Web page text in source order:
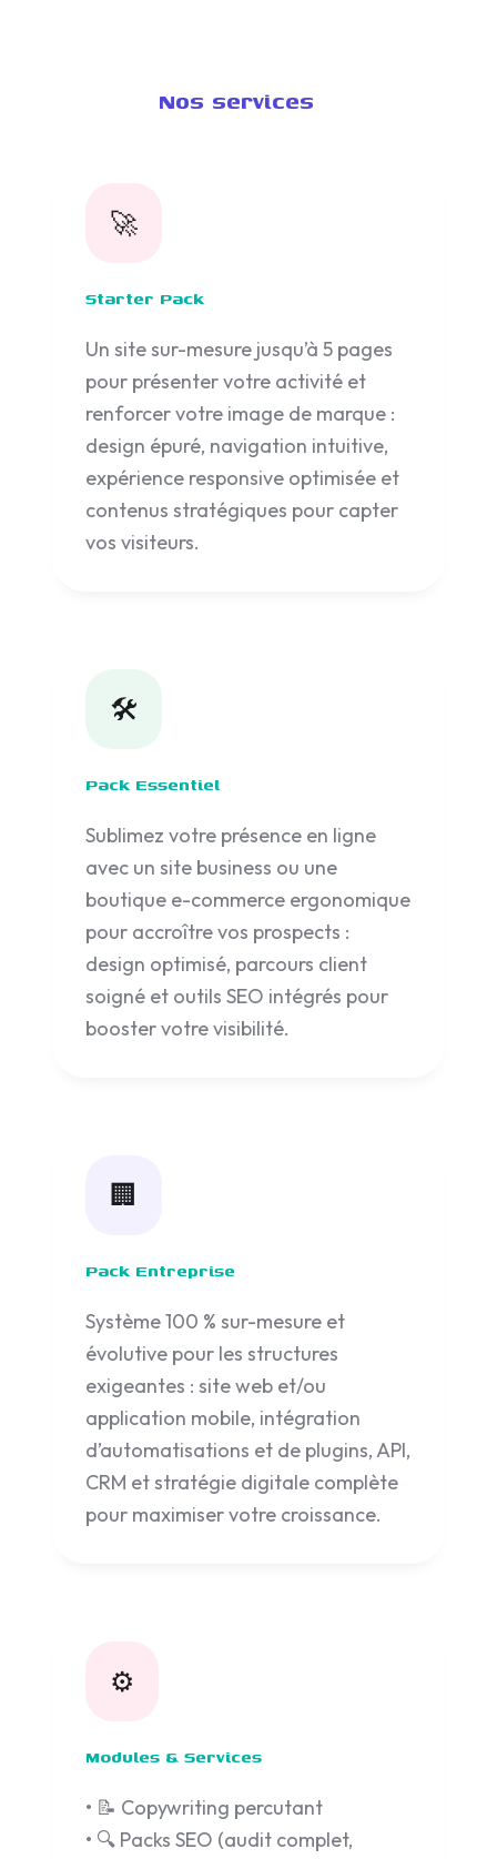
Nos services
🚀
Starter Pack
Un site sur-mesure jusqu’à 5 pages
pour présenter votre activité et
renforcer votre image de marque :
design épuré, navigation intuitive,
expérience responsive optimisée et
contenus stratégiques pour capter
vos visiteurs.
🛠️
Pack Essentiel
Sublimez votre présence en ligne
avec un site business ou une
boutique e-commerce ergonomique
pour accroître vos prospects :
design optimisé, parcours client
soigné et outils SEO intégrés pour
booster votre visibilité.
🏢
Pack Entreprise
Système 100 % sur-mesure et
évolutive pour les structures
exigeantes : site web et/ou
application mobile, intégration
d’automatisations et de plugins, API,
CRM et stratégie digitale complète
pour maximiser votre croissance.
⚙️
Modules & Services
• 📝 Copywriting percutant
• 🔍 Packs SEO (audit complet,